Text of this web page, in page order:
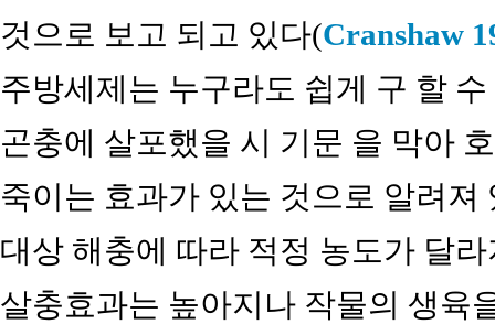
것으로 보고 되고 있다(Cranshaw
주방세제는 누구라도 쉽게 구 할
곤충에 살포했을 시 기문 을 막아
죽이는 효과가 있는 것으로 알려져
대상 해충에 따라 적정 농도가 달
살충효과는 높아지나 작물의 생육